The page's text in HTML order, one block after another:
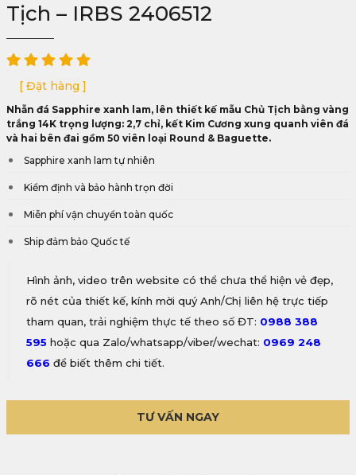
Tịch – IRBS 2406512
[ Đặt hàng ]
Nhẫn đá Sapphire xanh lam, lên thiết kế mẫu Chủ Tịch bằng vàng
trắng 14K trọng lượng: 2,7 chỉ, kết Kim Cương xung quanh viên đá
và hai bên đai gồm 50 viên loại Round & Baguette.
Sapphire xanh lam tự nhiên
Kiểm định và bảo hành trọn đời
Miễn phí vận chuyển toàn quốc
Ship đảm bảo Quốc tế
Hình ảnh, video trên website có thể chưa thể hiện vẻ đẹp,
rõ nét của thiết kế, kính mời quý Anh/Chị liên hệ trực tiếp
tham quan, trải nghiệm thực tế theo số ĐT: 0988 388
595 hoặc qua Zalo/whatsapp/viber/wechat: 0969 248
666 để biết thêm chi tiết.
TƯ VẤN NGAY